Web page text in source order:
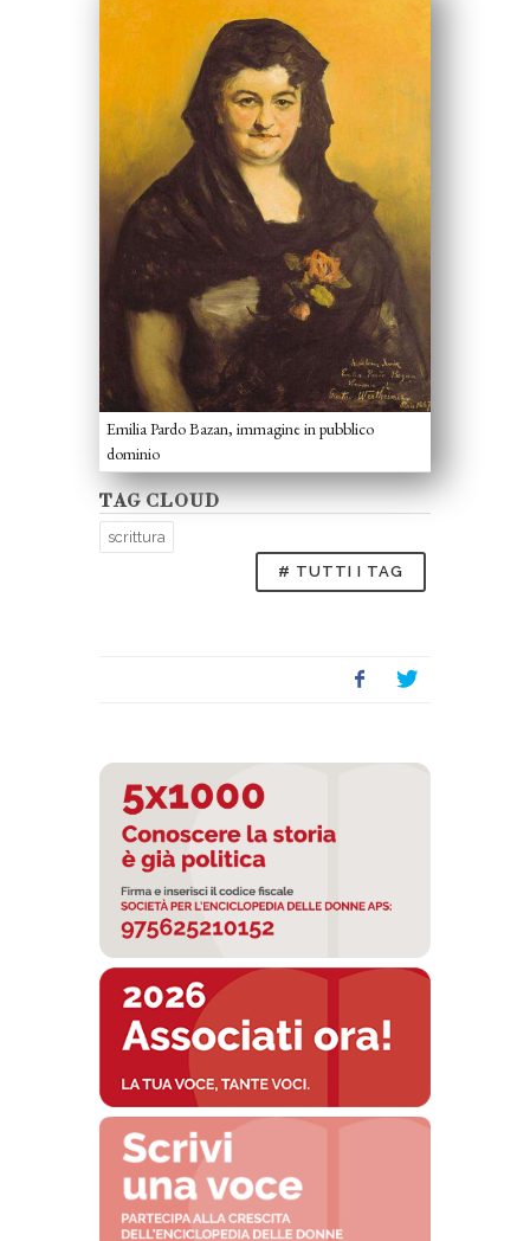
Emilia Pardo Bazan, immagine in pubblico
dominio
TAG CLOUD
scrittura
# TUTTI I TAG